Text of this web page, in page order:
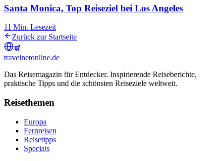
Santa Monica, Top Reiseziel bei Los Angeles
11 Min. Lesezeit
Zurück zur Startseite
travelnetonline.de
Das Reisemagazin für Entdecker. Inspirierende Reiseberichte,
praktische Tipps und die schönsten Reiseziele weltweit.
Reisethemen
Europa
Fernreisen
Reisetipps
Specials